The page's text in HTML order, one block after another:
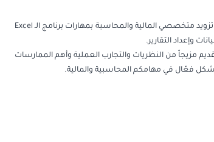
2026-09-14
2026-09-14
تهدف دورة استخدامات الإكسل في المالية والمحاسبة المكثفة إلى تزويد متخصصي المالية والمحاسبة بمهارات برنامج الـ Excel
وإعداد التقارير.
مزيجاً من النظريات والتجارب العملية وأهم الممارسات